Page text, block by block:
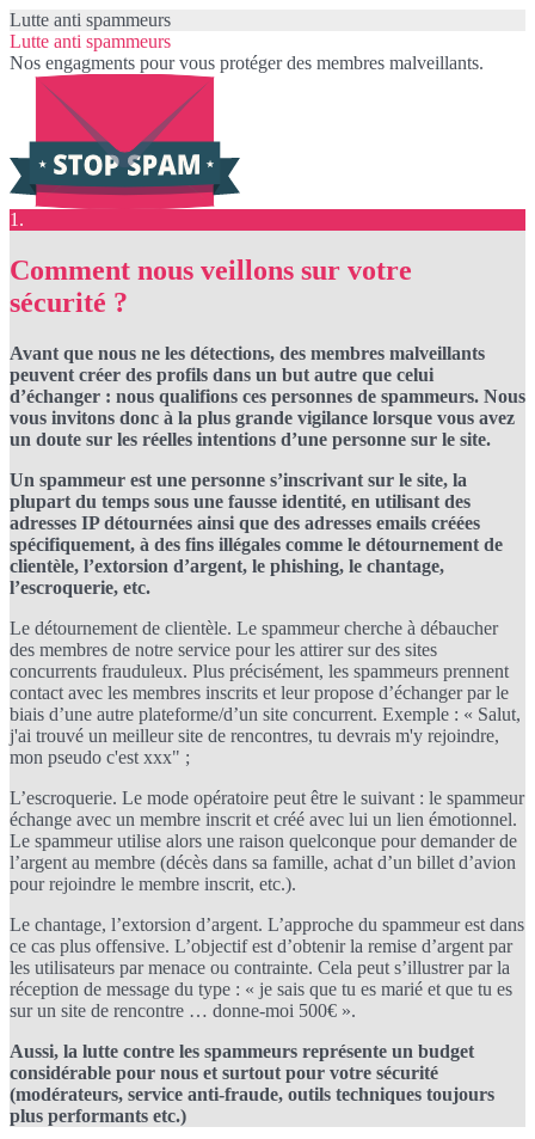
Lutte anti spammeurs
Lutte anti spammeurs
Nos engagments pour vous protéger des membres malveillants.
1.
Comment nous veillons sur votre
sécurité ?
Avant que nous ne les détections, des membres malveillants
peuvent créer des profils dans un but autre que celui
d’échanger : nous qualifions ces personnes de spammeurs. Nous
vous invitons donc à la plus grande vigilance lorsque vous avez
un doute sur les réelles intentions d’une personne sur le site.
Un spammeur est une personne s’inscrivant sur le site, la
plupart du temps sous une fausse identité, en utilisant des
adresses IP détournées ainsi que des adresses emails créées
spécifiquement, à des fins illégales comme le détournement de
clientèle, l’extorsion d’argent, le phishing, le chantage,
l’escroquerie, etc.
Le détournement de clientèle. Le spammeur cherche à débaucher
des membres de notre service pour les attirer sur des sites
concurrents frauduleux. Plus précisément, les spammeurs prennent
contact avec les membres inscrits et leur propose d’échanger par le
biais d’une autre plateforme/d’un site concurrent. Exemple : « Salut,
j'ai trouvé un meilleur site de rencontres, tu devrais m'y rejoindre,
mon pseudo c'est xxx" ;
L’escroquerie. Le mode opératoire peut être le suivant : le spammeur
échange avec un membre inscrit et créé avec lui un lien émotionnel.
Le spammeur utilise alors une raison quelconque pour demander de
l’argent au membre (décès dans sa famille, achat d’un billet d’avion
pour rejoindre le membre inscrit, etc.).
Le chantage, l’extorsion d’argent. L’approche du spammeur est dans
ce cas plus offensive. L’objectif est d’obtenir la remise d’argent par
les utilisateurs par menace ou contrainte. Cela peut s’illustrer par la
réception de message du type : « je sais que tu es marié et que tu es
sur un site de rencontre … donne-moi 500€ ».
Aussi, la lutte contre les spammeurs représente un budget
considérable pour nous et surtout pour votre sécurité
(modérateurs, service anti-fraude, outils techniques toujours
plus performants etc.)